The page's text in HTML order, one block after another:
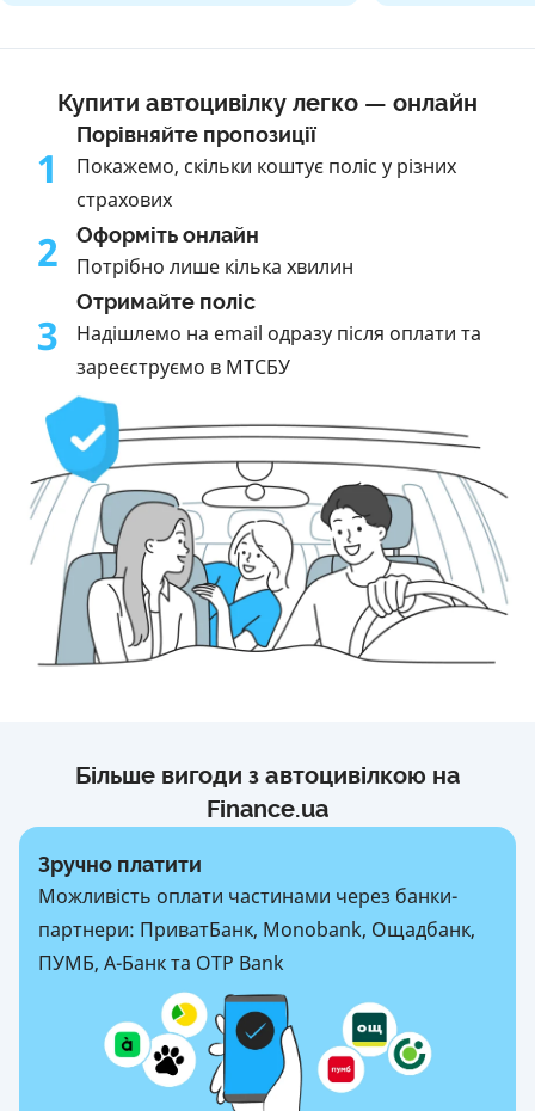
Купити автоцивілку легко — онлайн
1
Порівняйте пропозиції
Покажемо, скільки коштує поліс у різних
страхових
2 Оформіть онлайн
Потрібно лише кілька хвилин
3
Отримайте поліс
Надішлемо на email одразу після оплати та
зареєструємо в МТСБУ
Більше вигоди з автоцивілкою на
Finance.ua
Зручно платити
Можливість оплати частинами через банки-
партнери: ПриватБанк, Monobank, Ощадбанк,
ПУМБ, А-Банк та OTP Bank